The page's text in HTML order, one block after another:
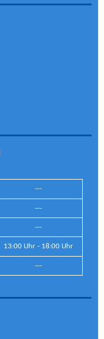
---
---
---
13:00 Uhr - 18:00 Uhr
---